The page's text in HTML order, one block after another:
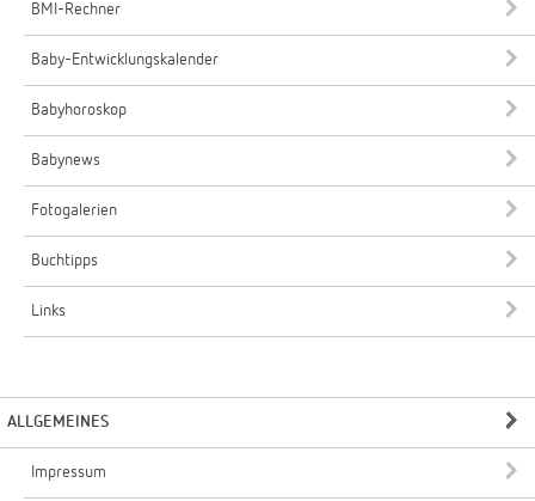
BMI-Rechner
Baby-Entwicklungskalender
Babyhoroskop
Babynews
Fotogalerien
Buchtipps
Links
ALLGEMEINES
Impressum